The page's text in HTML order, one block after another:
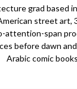
grad based
street art,
attention-span
before dawn
Arabic comic